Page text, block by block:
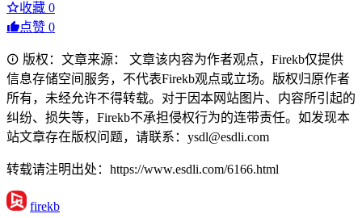
收藏 0
点赞 0
版权：文章来源： 文章该内容为作者观点，Firekb仅提供
信息存储空间服务，不代表Firekb观点或立场。版权归原作者
所有，未经允许不得转载。对于因本网站图片、内容所引起的
纠纷、损失等，Firekb不承担侵权行为的连带责任。如发现本
站文章存在版权问题，请联系：ysdl@esdli.com
转载请注明出处：https://www.esdli.com/6166.html
firekb